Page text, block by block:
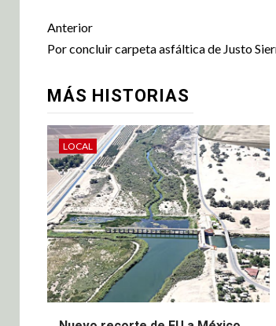
Anterior
Por concluir carpeta asfáltica de Justo
MÁS HISTORIAS
LOCAL